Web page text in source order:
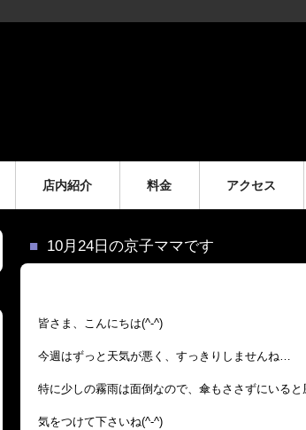
店内紹介 料金 アクセス
10月24日の京子ママです
皆さま、こんにちは(^-^)
今週はずっと天気が悪く、すっきりしませんね…
特に少しの霧雨は面倒なので、傘もささずにいる
気をつけて下さいね(^-^)